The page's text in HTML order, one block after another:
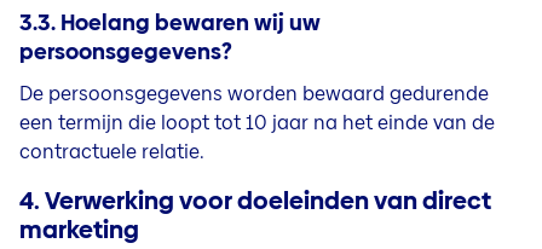
3.3. Hoelang bewaren wij uw
persoonsgegevens?
De persoonsgegevens worden bewaard gedurende
een termijn die loopt tot 10 jaar na het einde van de
contractuele relatie.
4. Verwerking voor doeleinden van direct
marketing